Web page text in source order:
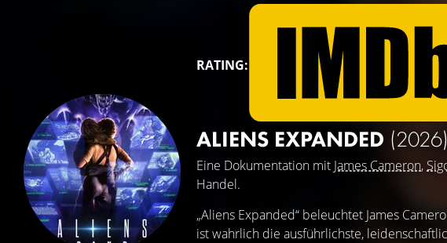
RATING:
ALIENS EXPANDED (2026)
Eine Dokumentation mit James Cameron,
Handel.
„Aliens Expanded“ beleuchtet James
ist wahrlich die ausführlichste,